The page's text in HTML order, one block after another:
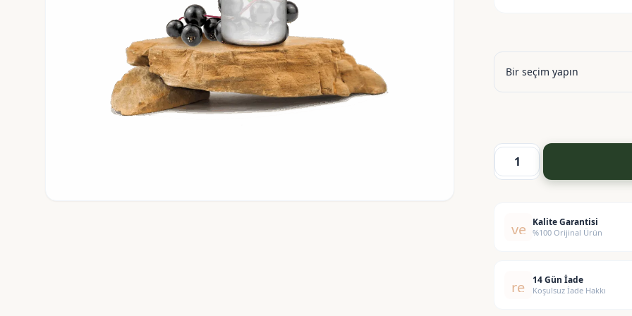
Kara
Elderberry
verified
Kalite Garantisi
%100 Orijinal Ürün
replay14 Gün İade
Koşulsuz İade Hakkı